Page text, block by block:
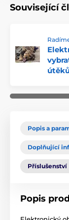
Související
Popis a
Doplňující
Příslušenství
Popis